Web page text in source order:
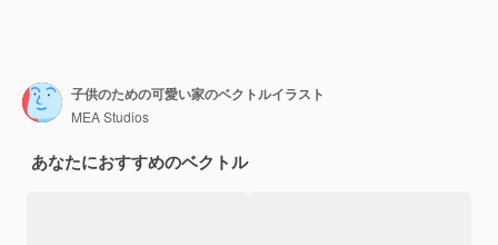
子供のための可愛い家のベクトルイラスト
MEA Studios
あなたにおすすめのベクトル